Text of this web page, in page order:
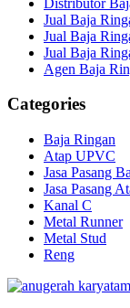
Jual Baja
Jual Baja
Jual Baja
Agen Baja
Categories
Baja Ringan
Atap UPVC
Jasa Pasang
Jasa Pasang
Kanal C
Metal Runner
Metal Stud
Reng